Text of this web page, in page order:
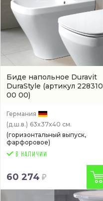
Биде напольное Duravit
DuraStyle (артикул 228310
00 00)
Германия
(д.ш.в.) 63x37x40 см.
(горизонтальный выпуск,
фарфоровое)
60 274